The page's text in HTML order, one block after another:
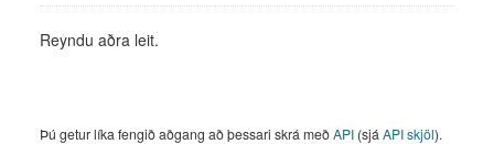
Reyndu aðra leit.
Þú getur líka fengið aðgang að þessari skrá meðAPI (sjá API skjöl).